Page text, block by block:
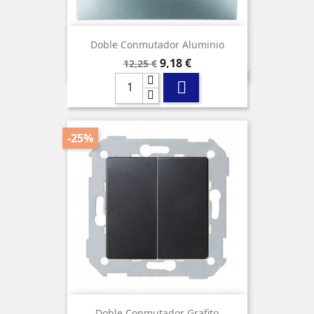
Doble Conmutador Aluminio
Precio
base
12,25 € Precio
9,18 €

-25%